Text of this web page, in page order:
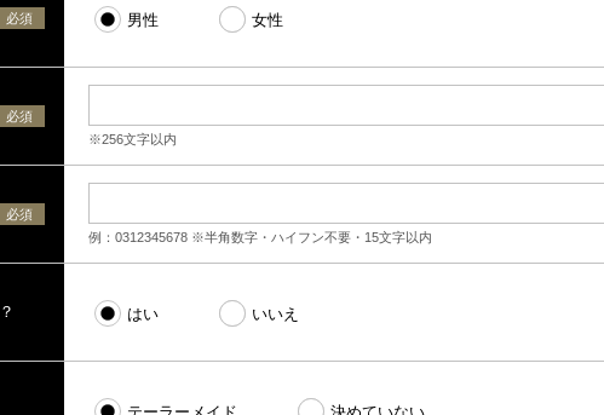
必須 男性 女性
必須
※256文字以内
必須
例：0312345678 ※半角数字・ハイフン不要・15文字以内
はい いいえ